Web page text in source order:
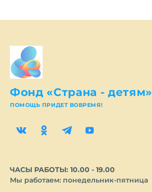
Фонд «Страна - детям»
ПОМОЩЬ ПРИДЕТ ВОВРЕМЯ!
ЧАСЫ РАБОТЫ: 10.00 - 19.00
Мы работаем: понедельник-пятница